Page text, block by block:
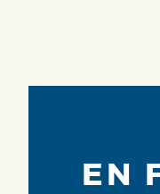
EN